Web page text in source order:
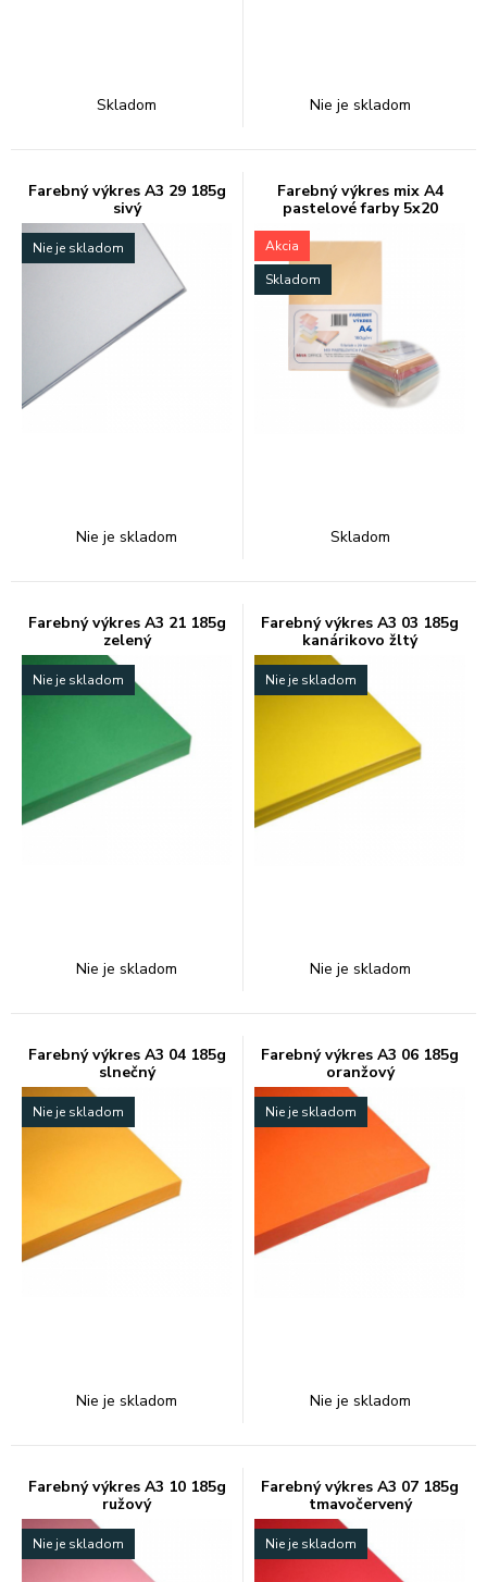
Skladom Nie je skladom
Farebný výkres A3 29 185g
sivý
Nie je skladom
Nie je skladom
Farebný výkres mix A4
pastelové farby 5x20
Akcia
Skladom
Skladom
Farebný výkres A3 21 185g
zelený
Nie je skladom
Nie je skladom
Farebný výkres A3 03 185g
kanárikovo žltý
Nie je skladom
Nie je skladom
Farebný výkres A3 04 185g
slnečný
Nie je skladom
Nie je skladom
Farebný výkres A3 06 185g
oranžový
Nie je skladom
Nie je skladom
Farebný výkres A3 10 185g
ružový
Nie je skladom
Farebný výkres A3 07 185g
tmavočervený
Nie je skladom